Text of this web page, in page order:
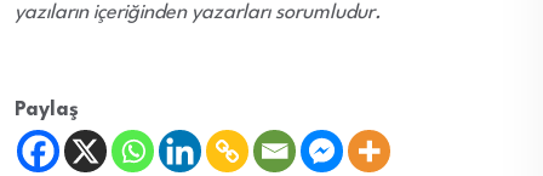
yazıların içeriğinden yazarları sorumludur.
Paylaş